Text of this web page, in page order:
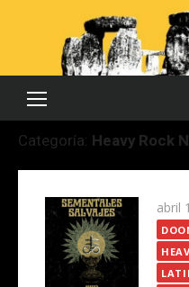
Categoría: Heavy Rock
el
abril